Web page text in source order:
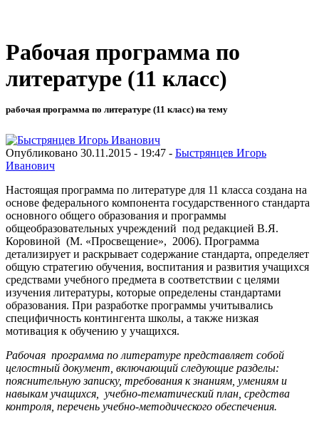
Рабочая программа по
литературе (11 класс)
рабочая программа по литературе (11 класс) на тему
Опубликовано 30.11.2015 - 19:47 - Быстрянцев Игорь
Иванович
Настоящая программа по литературе для 11 класса создана на
основе федерального компонента государственного стандарта
основного общего образования и программы
общеобразовательных учреждений под редакцией В.Я.
Коровиной (М. «Просвещение», 2006). Программа
детализирует и раскрывает содержание стандарта, определяет
общую стратегию обучения, воспитания и развития учащихся
средствами учебного предмета в соответствии с целями
изучения литературы, которые определены стандартами
образования. При разработке программы учитывались
специфичность контингента школы, а также низкая
мотивация к обучению у учащихся.
Рабочая программа по литературе представляет собой
целостный документ, включающий следующие разделы:
пояснительную записку, требования к знаниям, умениям и
навыкам учащихся,
учебно-тематический план, средства
контроля, перечень учебно-методического обеспечения.